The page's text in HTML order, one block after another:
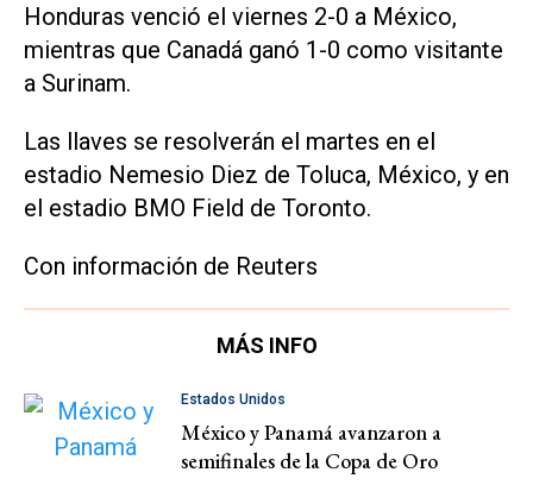
Honduras venció el viernes 2-0 a México,
mientras que Canadá ganó 1-0 como visitante
a Surinam.
Las llaves se resolverán el martes en el
estadio Nemesio Diez de Toluca, México, y en
el estadio BMO Field de Toronto.
Con información de Reuters
MÁS INFO
Estados Unidos
México y Panamá avanzaron a
semifinales de la Copa de Oro